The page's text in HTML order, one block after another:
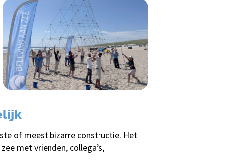
of meest bizarre constructie. Het
met vrienden, collega’s,